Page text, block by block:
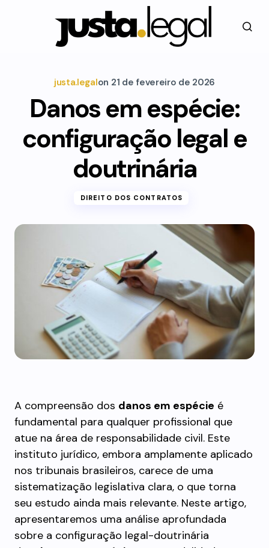
justa.legalon 21 de fevereiro de 2026
Danos em espécie:
configuração legal e
doutrinária
DIREITO DOS CONTRATOS
A compreensão dos danos em espécie é
fundamental para qualquer profissional que
atue na área de responsabilidade civil. Este
instituto jurídico, embora amplamente aplicado
nos tribunais brasileiros, carece de uma
sistematização legislativa clara, o que torna
seu estudo ainda mais relevante. Neste artigo,
apresentaremos uma análise aprofundada
sobre a configuração legal-doutrinária